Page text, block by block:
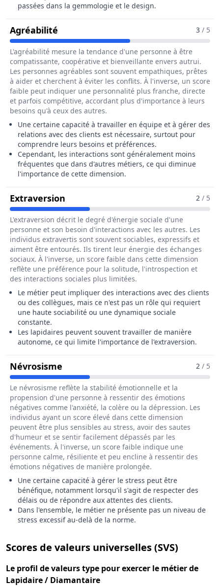
passées dans la gemmologie et le design.
Agréabilité Pour Le Métier De Lapidaire / 3 / 5
L'agréabilité mesure la tendance d'une personne à être
compatissante, coopérative et bienveillante envers autrui.
Les personnes agréables sont souvent empathiques, prêtes
à aider et cherchent à éviter les conflits. À l'inverse, un score
faible peut indiquer une personnalité plus franche, directe
et parfois compétitive, accordant plus d'importance à leurs
besoins qu'à ceux des autres.
Une certaine capacité à travailler en équipe et à gérer des
relations avec des clients est nécessaire, surtout pour
comprendre leurs besoins et préférences.
Cependant, les interactions sont généralement moins
fréquentes que dans d'autres métiers, ce qui diminue
l'importance de cette dimension.
Extraversion Pour Le Métier De Lapidaire /2 / 5
L'extraversion décrit le degré d'énergie sociale d'une
personne et son besoin d'interactions avec les autres. Les
individus extravertis sont souvent sociables, expressifs et
aiment être entourés. Ils tirent leur énergie des échanges
sociaux. À l'inverse, un score faible dans cette dimension
reflète une préférence pour la solitude, l'introspection et
des interactions sociales plus limitées.
Le métier peut impliquer des interactions avec des clients
ou des collègues, mais ce n'est pas un rôle qui requiert
une haute sociabilité ou une dynamique sociale
constante.
Les lapidaires peuvent souvent travailler de manière
autonome, ce qui limite l'importance de l'extraversion.
Névrosisme Pour Le Métier De Lapidaire / 2 / 5
Le névrosisme reflète la stabilité émotionnelle et la
propension d'une personne à ressentir des émotions
négatives comme l'anxiété, la colère ou la dépression. Les
individus ayant un score élevé dans cette dimension
peuvent être plus sensibles au stress, avoir des sautes
d'humeur et se sentir facilement dépassés par les
événements. À l'inverse, un score faible indique une
personne calme, résiliente et peu encline à ressentir des
émotions négatives de manière prolongée.
Une certaine capacité à gérer le stress peut être
bénéfique, notamment lorsqu'il s'agit de respecter des
délais ou de répondre aux attentes des clients.
Dans l'ensemble, le métier ne présente pas un niveau de
stress excessif au-delà de la norme.
Scores de valeurs universelles (SVS)
Le profil de valeurs type pour exercer le métier de
Lapidaire / Diamantaire